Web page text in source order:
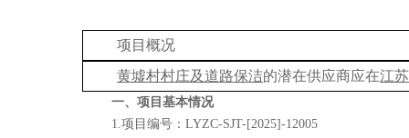
项目概况
黄墟村村庄及道路保洁的潜在供应商应在江
一、项目基本情况
1.项目编号： LYZC-SJT-[2025]-12005